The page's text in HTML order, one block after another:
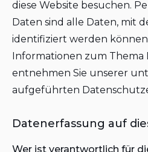
diese Website besuchen.
Daten sind alle Daten, mit
identifiziert werden
Informationen zum Thema
entnehmen Sie unserer
aufgeführten
Datenerfassung auf
Wer ist verantwortlich für